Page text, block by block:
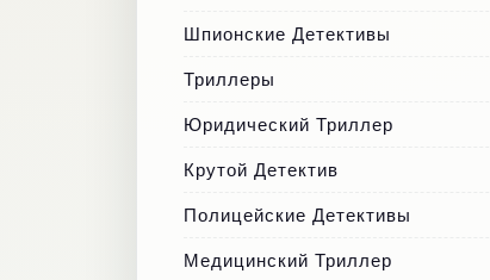
Шпионские Детективы
Триллеры
Юридический Триллер
Крутой Детектив
Полицейские Детективы
Медицинский Триллер